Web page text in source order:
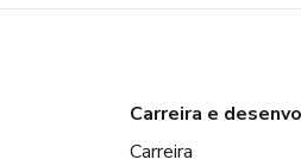
Carreira e
Carreira